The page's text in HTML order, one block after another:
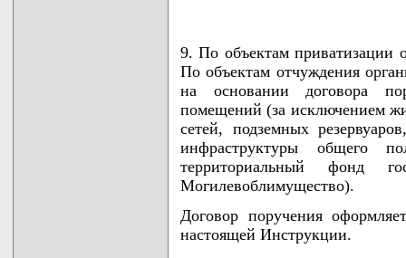
9. По объектам приватизации
По объектам отчуждения
на основании договора
помещений (за исключением
сетей, подземных
инфраструктуры общего
территориальный фонд
Могилевоблимущество).
Договор поручения
настоящей Инструкции.